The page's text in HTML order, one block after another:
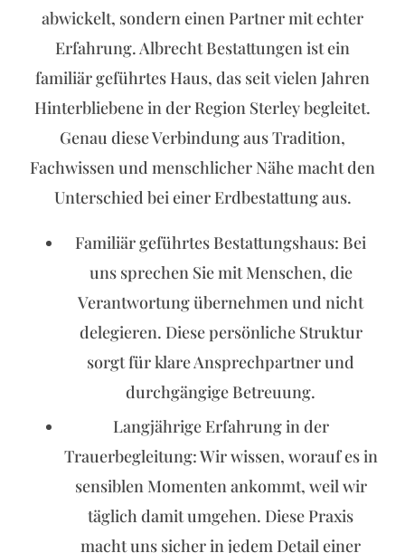
abwickelt, sondern einen Partner mit echter
Erfahrung. Albrecht Bestattungen ist ein
familiär geführtes Haus, das seit vielen Jahren
Hinterbliebene in der Region Sterley begleitet.
Genau diese Verbindung aus Tradition,
Fachwissen und menschlicher Nähe macht den
Unterschied bei einer Erdbestattung aus.
Familiär geführtes Bestattungshaus: Bei
uns sprechen Sie mit Menschen, die
Verantwortung übernehmen und nicht
delegieren. Diese persönliche Struktur
sorgt für klare Ansprechpartner und
durchgängige Betreuung.
Langjährige Erfahrung in der
Trauerbegleitung: Wir wissen, worauf es in
sensiblen Momenten ankommt, weil wir
täglich damit umgehen. Diese Praxis
macht uns sicher in jedem Detail einer